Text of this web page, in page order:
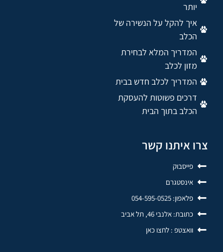
יותר
איך להקל על הנשירה של
הכלב
המדריך המלא לבחירת
מזון לכלב
המדריך לכלב חדש בבית
דרכים פשוטות להעסקת
הכלב בתוך הבית
צרו איתנו קשר
פייסבוק
אינסטגרם
פלאפון: 054-595-0525
כתובת: אלנבי 46, תל אביב
וואצטפ : לחצו כאן